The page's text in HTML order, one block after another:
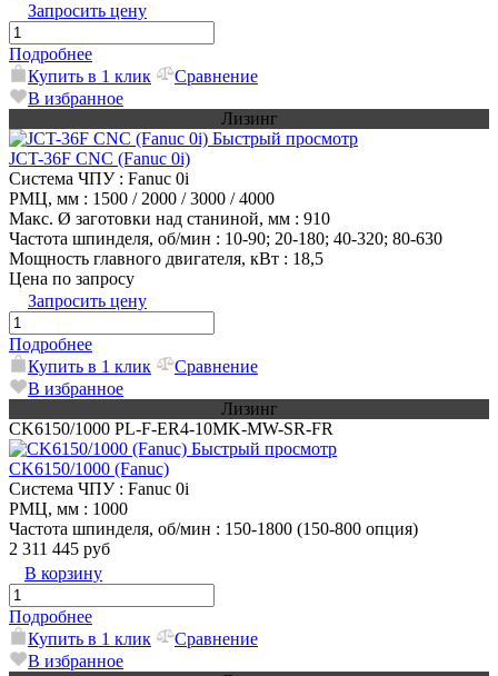
Запросить цену
Подробнее
Купить в 1 клик
Сравнение
В избранное
Лизинг
Быстрый просмотр
JCT-36F CNC (Fanuc 0i)
Система ЧПУ: Fanuc 0i
РМЦ, мм : 1500 / 2000 / 3000 / 4000
Макс. Ø заготовки над станиной, мм : 910
Частота шпинделя, об/мин : 10-90; 20-180; 40-320; 80-630
Мощность главного двигателя, кВт : 18,5
Цена по запросу
Запросить цену
Подробнее
Купить в 1 клик
Сравнение
В избранное
Лизинг
CK6150/1000 PL-F-ER4-10MK-MW-SR-FR
Быстрый просмотр
CK6150/1000 (Fanuc)
Система ЧПУ: Fanuc 0i
РМЦ, мм : 1000
Частота шпинделя, об/мин : 150-1800 (150-800 опция)
2 311 445 руб
В корзину
Подробнее
Купить в 1 клик
Сравнение
В избранное